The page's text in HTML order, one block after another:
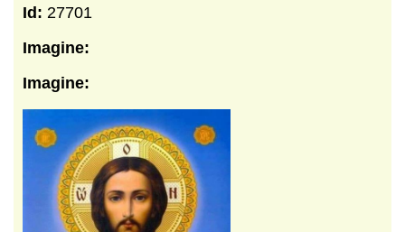
Id: 27701
Imagine:
Imagine: